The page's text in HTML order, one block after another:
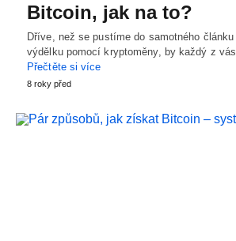
Bitcoin, jak na to?
Dříve, než se pustíme do samotného
výdělku pomocí kryptoměny, by každý z
Přečtěte si více
8 roky před